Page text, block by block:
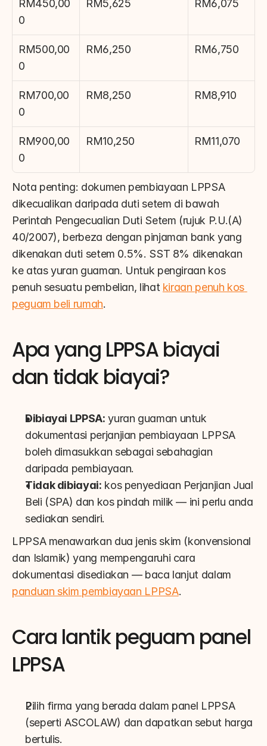
RM450,00
0
RM5,625 RM6,075
RM500,00
0
RM6,250 RM6,750
RM700,00
0
RM8,250 RM8,910
RM900,00
0
RM10,250 RM11,070
Nota penting: dokumen pembiayaan LPPSA
dikecualikan daripada duti setem di bawah
Perintah Pengecualian Duti Setem (rujuk P.U.(A)
40/2007), berbeza dengan pinjaman bank yang
dikenakan duti setem 0.5%. SST 8% dikenakan
ke atas yuran guaman. Untuk pengiraan kos
penuh sesuatu pembelian, lihat kiraan penuh kos
peguam beli rumah.
Apa yang LPPSA biayai
dan tidak biayai?
Dibiayai LPPSA: yuran guaman untuk
dokumentasi perjanjian pembiayaan LPPSA
boleh dimasukkan sebagai sebahagian
daripada pembiayaan.
Tidak dibiayai: kos penyediaan Perjanjian Jual
Beli (SPA) dan kos pindah milik — ini perlu anda
sediakan sendiri.
LPPSA menawarkan dua jenis skim (konvensional
dan Islamik) yang mempengaruhi cara
panduan skim pembiayaan LPPSA.
Cara lantik peguam panel
LPPSA
Pilih firma yang berada dalam panel LPPSA
(seperti ASCOLAW) dan dapatkan sebut harga
bertulis.